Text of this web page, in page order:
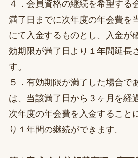
４．会員資格の継続を希望する
満了日までに次年度の年会費を
にて入金するものとし、入金が
効期限が満了日より１年間延長
す。
５．有効期限が満了した場合で
は、当該満了日から３ヶ月を経
次年度の年会費を入金すること
り１年間の継続ができます。